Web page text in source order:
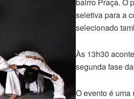
seletiva para a
selecionado
Às 13h30
segunda fase
O evento é